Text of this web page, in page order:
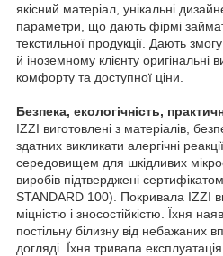
якісний матеріал, унікальні
параметри, що дають фірмі
текстильної продукції. Дають
й іноземному клієнту оригінальні
комфорту та доступної ціни.
Безпека, екологічність,
IZZI виготовлені з матеріалів,
здатних викликати алергічні
середовищем для шкідливих
виробів підтверджені
STANDARD 100). Покривала IZZI
міцністю і зносостійкістю. Їхня
постільну білизну від небажаних
догляді. Їхня тривала